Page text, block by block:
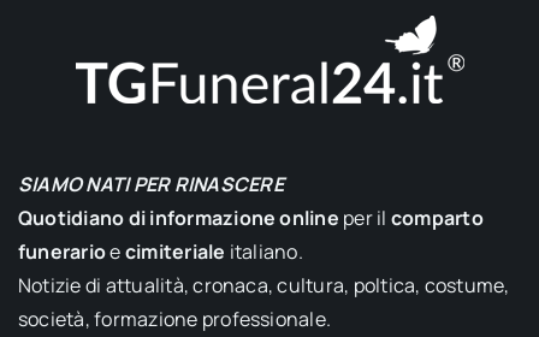
SIAMO NATI PER RINASCERE
Quotidiano di informazione online per il comparto
funerarioecimiteriale italiano.
Notizie di attualità, cronaca, cultura, poltica, costume,
società, formazione professionale.